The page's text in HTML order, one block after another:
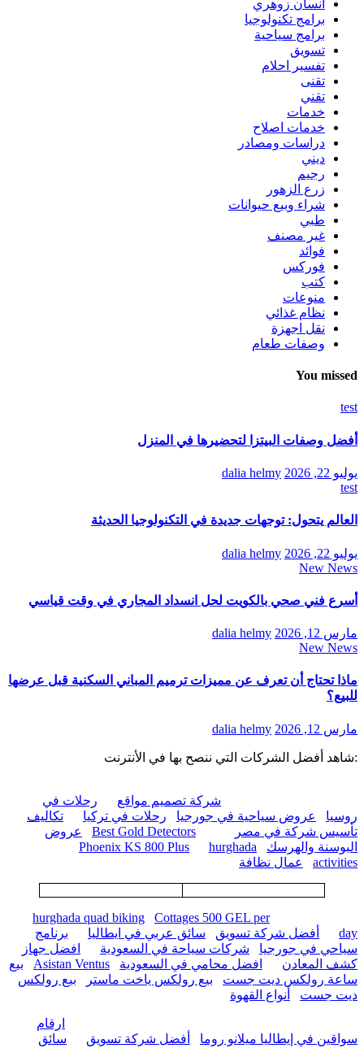
انسان زوهري
برامج تكنولوجيا
برامج سياحية
تسويق
تفسير احلام
تقنى
تقني
خدمات
خدمات اصلاح
دراسات ومصادر
ديني
رجيم
زرع الزهور
شراء وبيع حيوانات
طبي
غير مصنف
فوائد
فوركس
كتب
منوعات
نظام غذائي
نقل اجهزة
وصفات طعام
You missed
test
أفضل وصفات البيتزا لتحضيرها في المنزل
يوليو 22, 2026
dalia helmy
test
العالم يتحول: توجهات جديدة في التكنولوجيا الحديثة
يوليو 22, 2026
dalia helmy
New News
أسرع فني صحي بالكويت لحل انسداد المجاري في وقت قياسي
مارس 12, 2026
dalia helmy
New News
ماذا تحتاج أن تعرف عن مميزات ترميم المباني السكنية قبل عرضها
للبيع؟
مارس 12, 2026 dalia helmy
:شاهد أفضل الشركات التي ننصح بها في الأنترنت
شركة تصميم مواقع
رحلات في
روسيا
عروض سياحية في جورجيا رحلات في تركيا
تكاليف
تأسيس شركة في مصر
Best Gold Detectors
عروض
البوسنة والهرسك
Phoenix KS 800 Plus
hurghada
activities
عمال نظافة
hurghada quad biking
Cottages 500 GEL per
day
أفضل شركة تسويق سائق عربي في ايطاليا
برنامج
سياحي في جورجيا
شركات سياحة في السعودية
افضل جهاز
كشف المعادن
افضل محامي في السعودية Asistan Ventus
بيع
ساعة رولكس ديت جست
بيع رولكس ياخت ماستر
بيع رولكس
ديت جست
أنواع القهوة
ارقام
سواقين في إيطاليا ميلانو روما
أفضل شركة تسويق
سائق